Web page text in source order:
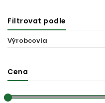
Filtrovat podle
Výrobcovia
Cena